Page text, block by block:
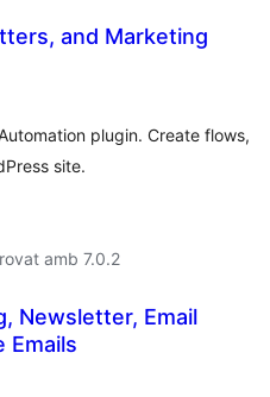
and Marketing
plugin. Create flows,
site.
amb 7.0.2
Newsletter, Email
Emails